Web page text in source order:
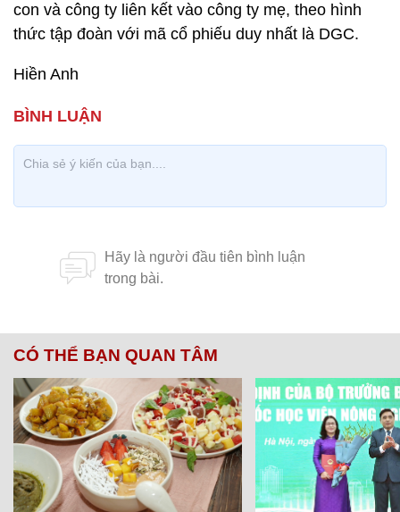
con và công ty liên kết vào công ty mẹ, theo hình
thức tập đoàn với mã cổ phiếu duy nhất là DGC.
Hiền Anh
CÓ THỂ BẠN QUAN TÂM